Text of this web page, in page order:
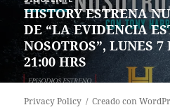
Siguiente
entrada:
HISTORY ESTRENA
DE “LA EVIDENCIA
NOSOTROS”, LUNES
21:00 HRS
Privacy Policy Creado con